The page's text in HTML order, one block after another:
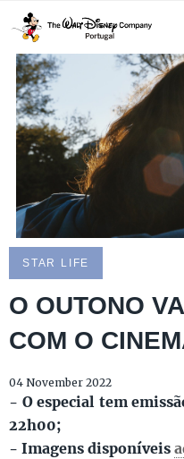
STAR LIFE
O OUTONO
COM O
04 November 2022
- O especial tem
22h00;
- Imagens disponíveis